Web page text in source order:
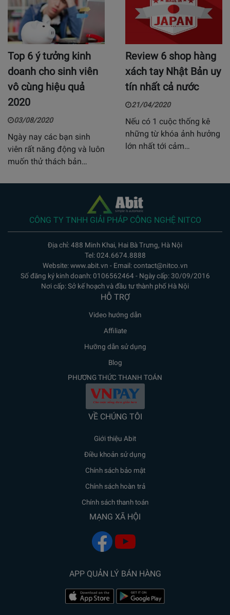
Top 6 ý tưởng kinh
doanh cho sinh viên
vô cùng hiệu quả
2020
03/08/2020
Ngày nay các bạn sinh
viên rất năng động và luôn
muốn thử thách bản…
Review 6 shop hàng
xách tay Nhật Bản uy
tín nhất cả nước
21/04/2020
Nếu có 1 cuộc thống kê
những từ khóa ảnh hưởng
lớn nhất tới cảm…
CÔNG TY TNHH GIẢI PHÁP CÔNG NGHỆ NITCO
Địa chỉ: 488 Minh Khai, Hai Bà Trưng, Hà Nội
Tel: 024.6674.8888
Website: www.abit.vn - Email: contact@nitco.vn
Số đăng ký kinh doanh: 0106562464 - Ngày cấp: 30/09/2016
Nơi cấp: Sở kế hoạch và đầu tư thành phố Hà Nội
HỖ TRỢ
Video hướng dẫn
Affiliate
Hưỡng dẫn sử dụng
Blog
PHƯƠNG THỨC THANH TOÁN
VỀ CHÚNG TÔI
Giới thiệu Abit
Điều khoản sử dụng
Chính sách bảo mật
Chính sách hoàn trả
Chính sách thanh toán
MẠNG XÃ HỘI
APP QUẢN LÝ BÁN HÀNG